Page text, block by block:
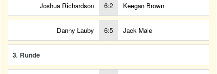
Joshua Richardson 6:2 Keegan Brown
Danny Lauby 6:5 Jack Male
3. Runde